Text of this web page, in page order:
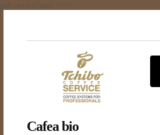
getContentType() ?>" />
Cafea bio